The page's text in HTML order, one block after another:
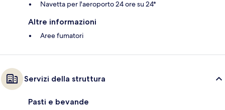
Navetta per l'aeroporto 24 ore su 24*
Altre informazioni
Aree fumatori
Servizi della struttura
Pasti e bevande